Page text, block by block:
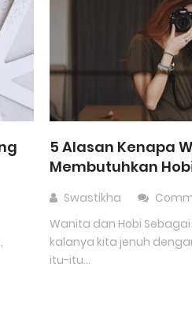
5 Alasan Kenapa
Membutuhkan
Swastikha
Wanita dan Hobi
kalanya kita jenuh
itu-itu...